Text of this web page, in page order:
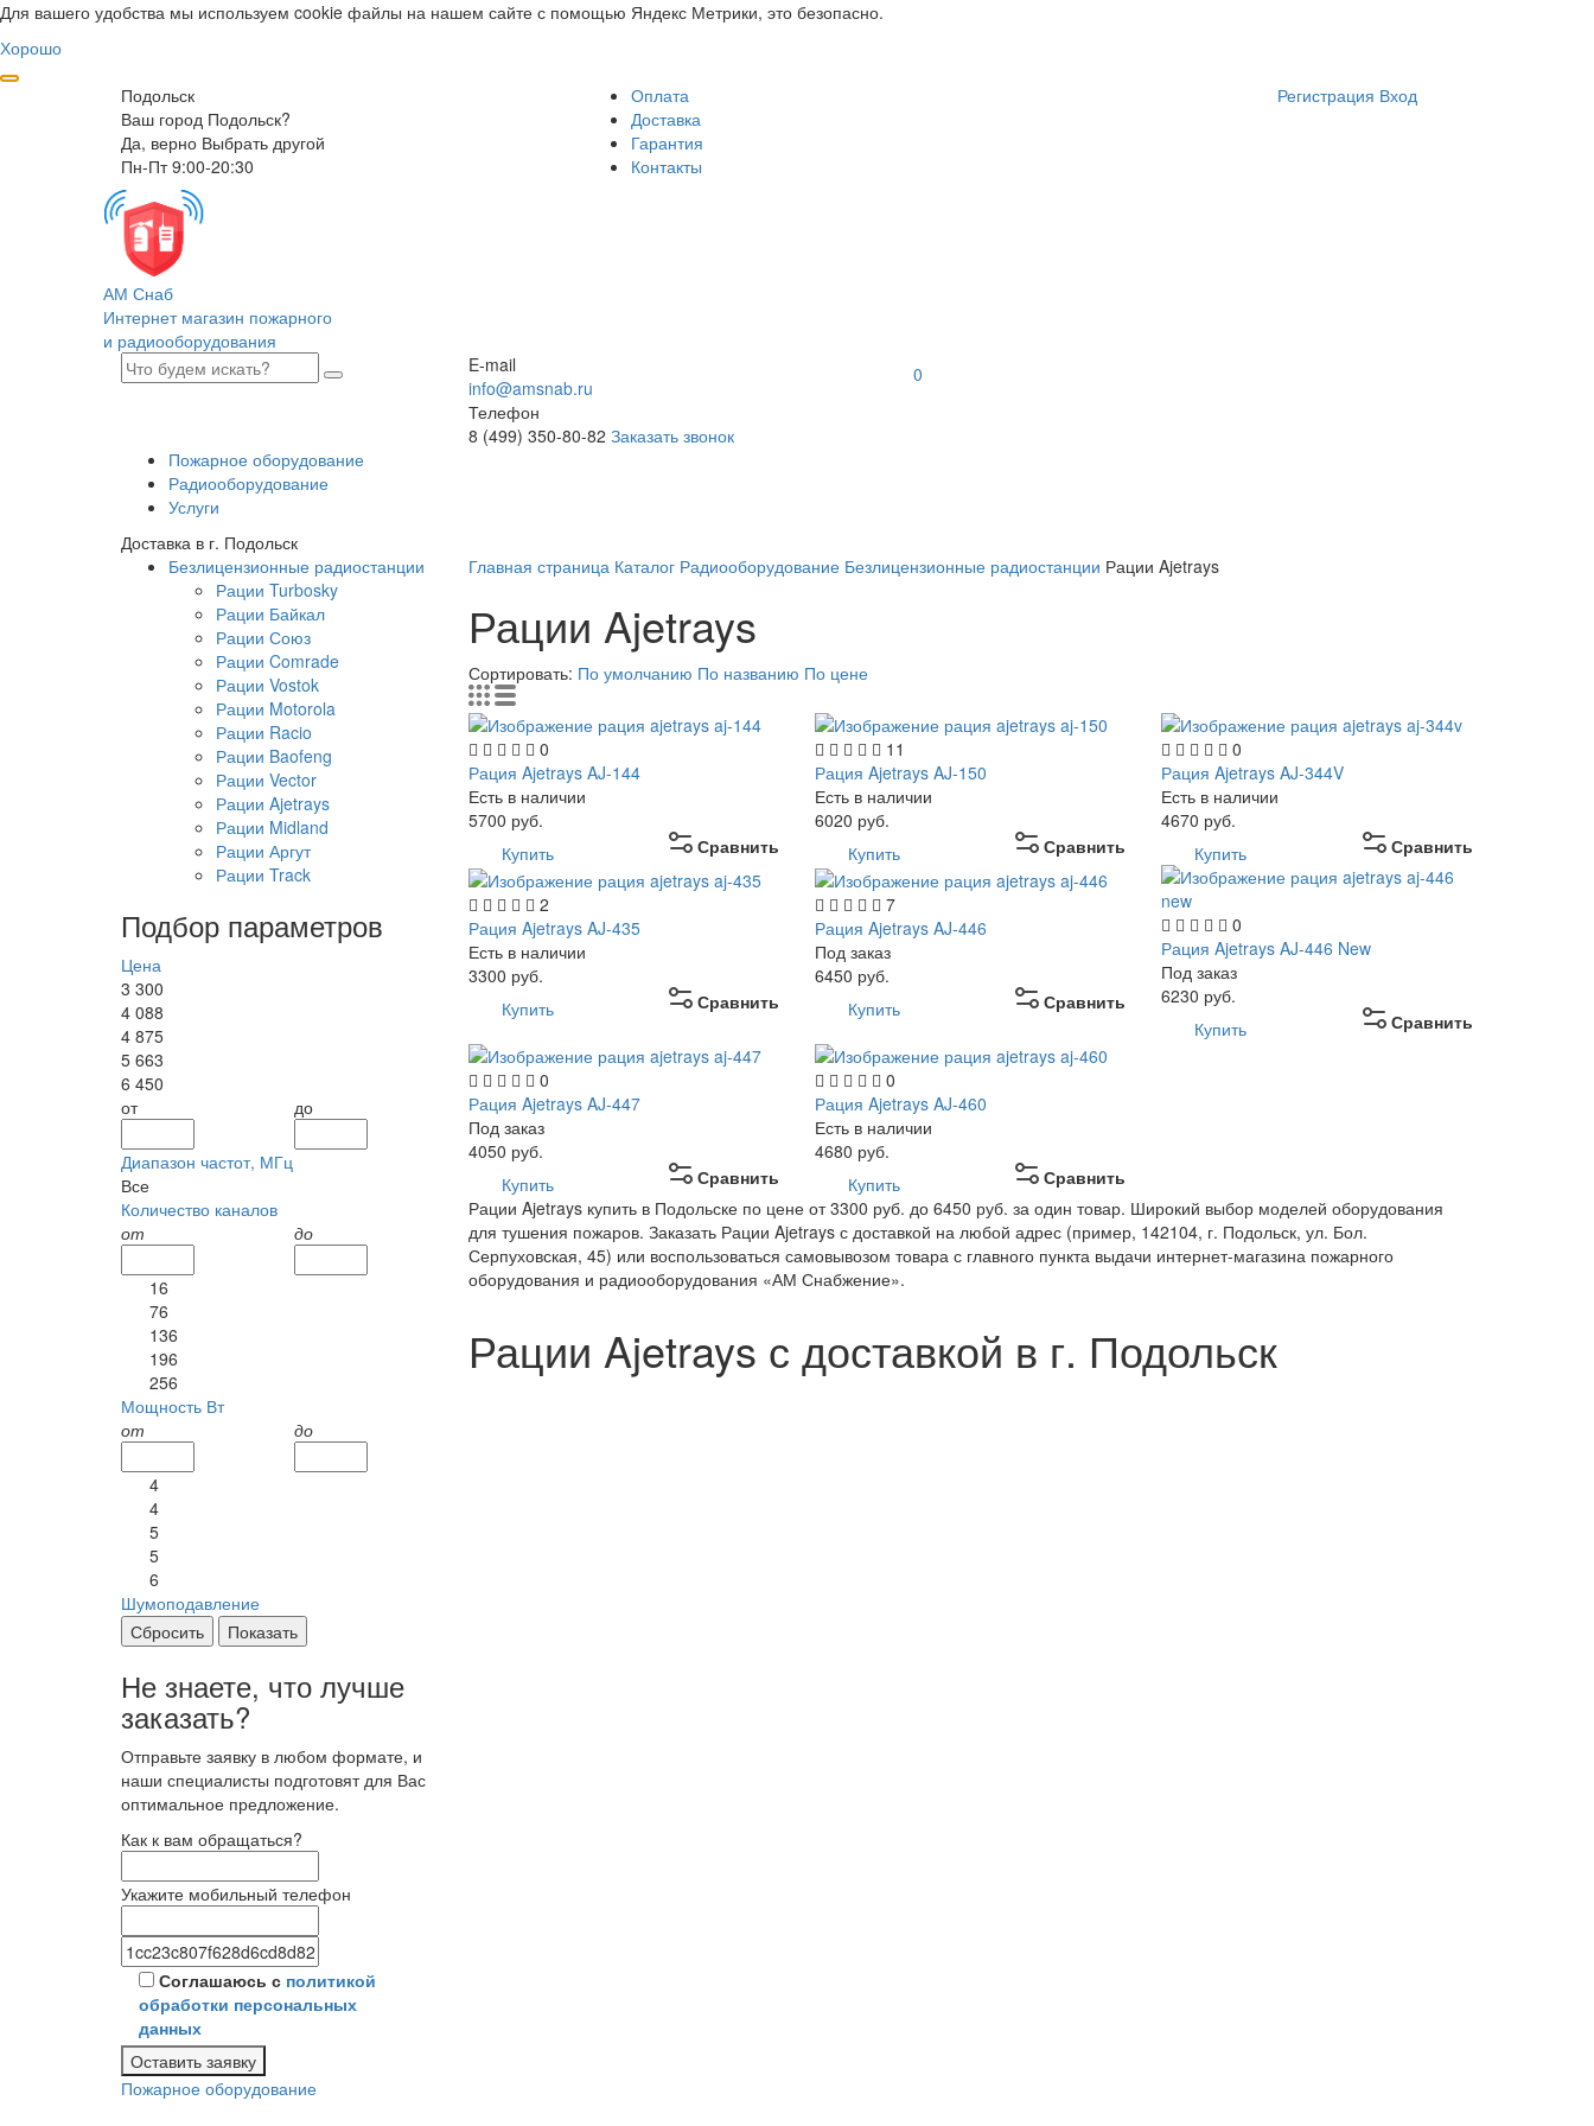
Для вашего удобства мы используем cookie файлы на нашем сайте с помощью Яндекс Метрики, это безопасно.
Хорошо
Подольск
Ваш город Подольск?
Да, верно Выбрать другой
Пн-Пт 9:00-20:30
Оплата
Доставка
Гарантия
Контакты
Регистрация Вход
АМ Снаб
Интернет магазин пожарного
и радиооборудования
E-mail
info@amsnab.ru
Телефон
8 (499) 350-80-82 Заказать звонок
0
Пожарное оборудование
Радиооборудование
Услуги
Доставка в г. Подольск
Безлицензионные радиостанции
Рации Turbosky
Рации Байкал
Рации Союз
Рации Comrade
Рации Vostok
Рации Motorola
Рации Racio
Рации Baofeng
Рации Vector
Рации Ajetrays
Рации Midland
Рации Аргут
Рации Track
Подбор параметров
Цена
3 300
4 088
4 875
5 663
6 450
от
до
Диапазон частот, МГц
Все
Количество каналов
от
до
16
76
136
196
256
Мощность Вт
от
до
4
4
5
5
6
Шумоподавление
Сбросить
Показать
Не знаете, что лучше
заказать?
Отправьте заявку в любом формате, и
наши специалисты подготовят для Вас
оптимальное предложение.
Как к вам обращаться?
Укажите мобильный телефон
Соглашаюсь с политикой
обработки персональных
данных
Оставить заявку
Пожарное оборудование
Главная страница Каталог Радиооборудование Безлицензионные радиостанции Рации Ajetrays
Рации Ajetrays
Сортировать: По умолчанию По названию По цене
0
Рация Ajetrays AJ-144
Есть в наличии
5700 руб.
Сравнить
Купить
11
Рация Ajetrays AJ-150
Есть в наличии
6020 руб.
Сравнить
Купить
0
Рация Ajetrays AJ-344V
Есть в наличии
4670 руб.
Сравнить
Купить
2
Рация Ajetrays AJ-435
Есть в наличии
3300 руб.
Сравнить
Купить
7
Рация Ajetrays AJ-446
Под заказ
6450 руб.
Сравнить
Купить
0
Рация Ajetrays AJ-446 New
Под заказ
6230 руб.
Сравнить
Купить
0
Рация Ajetrays AJ-447
Под заказ
4050 руб.
Сравнить
Купить
0
Рация Ajetrays AJ-460
Есть в наличии
4680 руб.
Сравнить
Купить
Рации Ajetrays купить в Подольске по цене от 3300 руб. до 6450 руб. за один товар. Широкий выбор моделей оборудования
для тушения пожаров. Заказать Рации Ajetrays с доставкой на любой адрес (пример, 142104, г. Подольск, ул. Бол.
Серпуховская, 45) или воспользоваться самовывозом товара с главного пункта выдачи интернет-магазина пожарного
оборудования и радиооборудования «АМ Снабжение».
Рации Ajetrays с доставкой в г. Подольск